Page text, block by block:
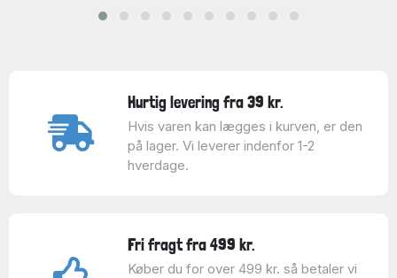
Hurtig levering fra 39 kr.
Hvis varen kan lægges i kurven, er den
på lager. Vi leverer indenfor 1-2
hverdage.
Fri fragt fra 499 kr.
Køber du for over 499 kr. så betaler vi